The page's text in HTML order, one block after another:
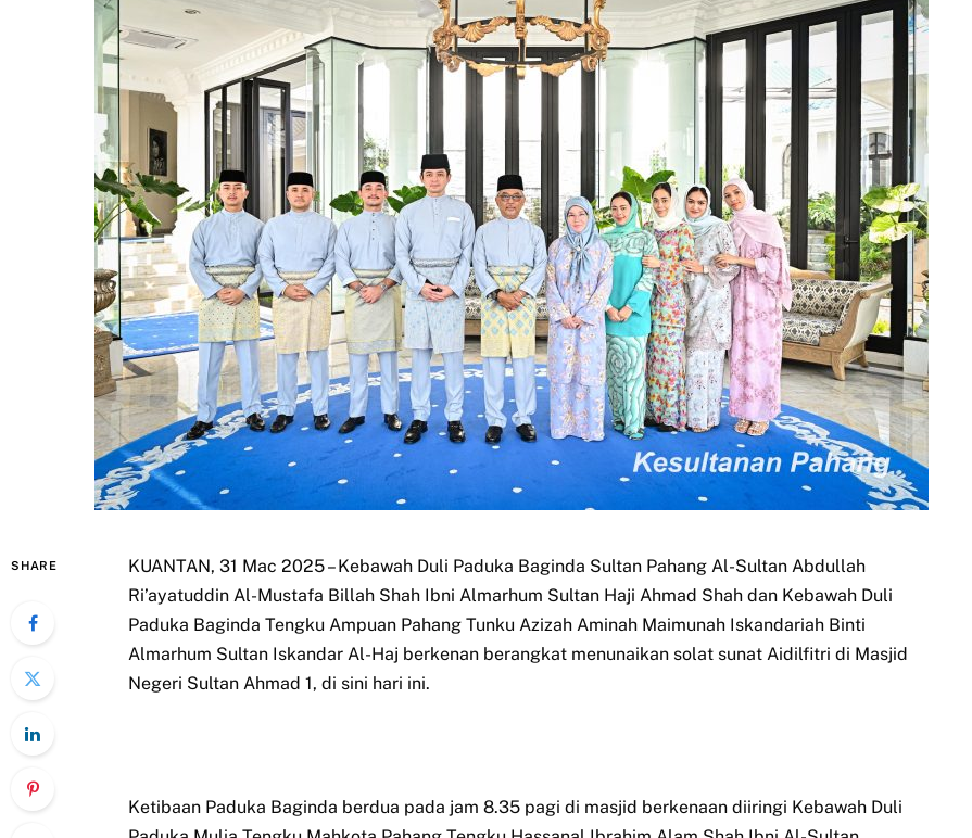
SHARE
KUANTAN, 31 Mac 2025 – Kebawah Duli Paduka Baginda Sultan Pahang Al-Sultan Abdullah
Ri’ayatuddin Al-Mustafa Billah Shah Ibni Almarhum Sultan Haji Ahmad Shah dan Kebawah Duli
Paduka Baginda Tengku Ampuan Pahang Tunku Azizah Aminah Maimunah Iskandariah Binti
Almarhum Sultan Iskandar Al-Haj berkenan berangkat menunaikan solat sunat Aidilfitri di Masjid
Negeri Sultan Ahmad 1, di sini hari ini.
Ketibaan Paduka Baginda berdua pada jam 8.35 pagi di masjid berkenaan diiringi Kebawah Duli